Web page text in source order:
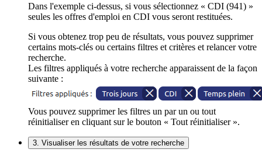
Dans l'exemple ci-dessus, si vous sélectionnez « CDI (941) »
seules les offres d'emploi en CDI vous seront restituées.
Si vous obtenez trop peu de résultats, vous pouvez supprimer
certains mots-clés ou certains filtres et critères et relancer votre
recherche.
Les filtres appliqués à votre recherche apparaissent de la façon
suivante :
Vous pouvez supprimer les filtres un par un ou tout
réinitialiser en cliquant sur le bouton « Tout réinitialiser ».
3. Visualiser les résultats de votre recherche